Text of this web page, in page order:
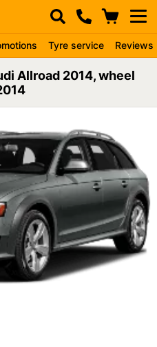
Tyre service Reviews
Allroad 2014, wheel